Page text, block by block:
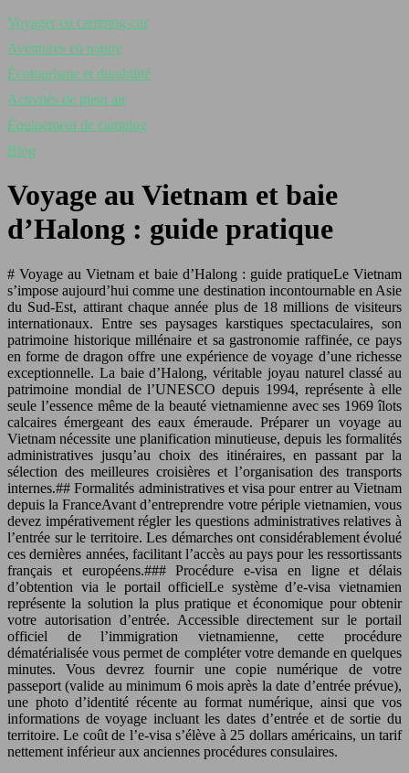
Voyager en camping-car
Aventures en nature
Écotourisme et durabilité
Activités de plein air
Équipement de camping
Blog
Voyage au Vietnam et baie
d’Halong : guide pratique
# Voyage au Vietnam et baie d’Halong : guide pratiqueLe Vietnam
s’impose aujourd’hui comme une destination incontournable en Asie
du Sud-Est, attirant chaque année plus de 18 millions de visiteurs
internationaux. Entre ses paysages karstiques spectaculaires, son
patrimoine historique millénaire et sa gastronomie raffinée, ce pays
en forme de dragon offre une expérience de voyage d’une richesse
exceptionnelle. La baie d’Halong, véritable joyau naturel classé au
patrimoine mondial de l’UNESCO depuis 1994, représente à elle
seule l’essence même de la beauté vietnamienne avec ses 1969 îlots
calcaires émergeant des eaux émeraude. Préparer un voyage au
Vietnam nécessite une planification minutieuse, depuis les formalités
administratives jusqu’au choix des itinéraires, en passant par la
sélection des meilleures croisières et l’organisation des transports
internes.## Formalités administratives et visa pour entrer au Vietnam
depuis la FranceAvant d’entreprendre votre périple vietnamien, vous
devez impérativement régler les questions administratives relatives à
l’entrée sur le territoire. Les démarches ont considérablement évolué
ces dernières années, facilitant l’accès au pays pour les ressortissants
français et européens.### Procédure e-visa en ligne et délais
d’obtention via le portail officielLe système d’e-visa vietnamien
représente la solution la plus pratique et économique pour obtenir
votre autorisation d’entrée. Accessible directement sur le portail
officiel de l’immigration vietnamienne, cette procédure
dématérialisée vous permet de compléter votre demande en quelques
minutes. Vous devrez fournir une copie numérique de votre
passeport (valide au minimum 6 mois après la date d’entrée prévue),
une photo d’identité récente au format numérique, ainsi que vos
informations de voyage incluant les dates d’entrée et de sortie du
territoire. Le coût de l’e-visa s’élève à 25 dollars américains, un tarif
nettement inférieur aux anciennes procédures consulaires.